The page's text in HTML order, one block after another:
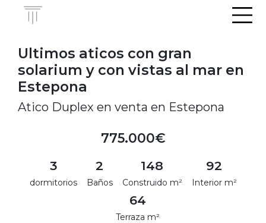
Ultimos aticos con gran
solarium y con vistas al mar en
Estepona
Atico Duplex en venta en Estepona
775.000€
3
dormitorios
2
Baños
148
Construido m²
92
Interior m²
64
Terraza m²